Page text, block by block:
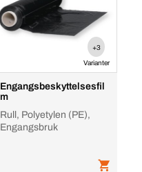
+3
Varianter
Engangsbeskyttelsesfil
m
Rull, Polyetylen (PE),
Engangsbruk